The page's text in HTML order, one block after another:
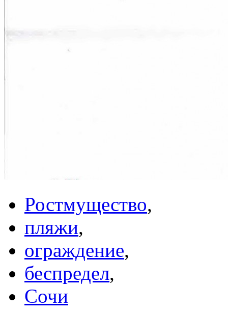
Ростмущество,
пляжи,
ограждение,
беспредел,
Сочи